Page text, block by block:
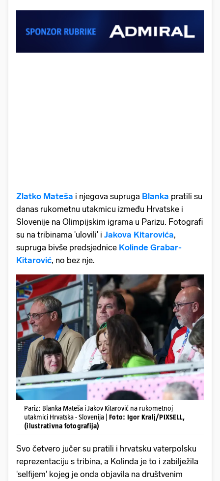
Zlatko Mateša i njegova supruga Blanka pratili su
danas rukometnu utakmicu između Hrvatske i
Slovenije na Olimpijskim igrama u Parizu. Fotografi
su na tribinama 'ulovili' i Jakova Kitarovića,
supruga bivše predsjednice Kolinde Grabar-
Kitarović, no bez nje.
Pariz: Blanka Mateša i Jakov Kitarović na rukometnoj
utakmici Hrvatska - Slovenija | Foto: Igor Kralj/PIXSELL,
(ilustrativna fotografija)
Svo četvero jučer su pratili i hrvatsku vaterpolsku
reprezentaciju s tribina, a Kolinda je to i zabilježila
'selfijem' kojeg je onda objavila na društvenim